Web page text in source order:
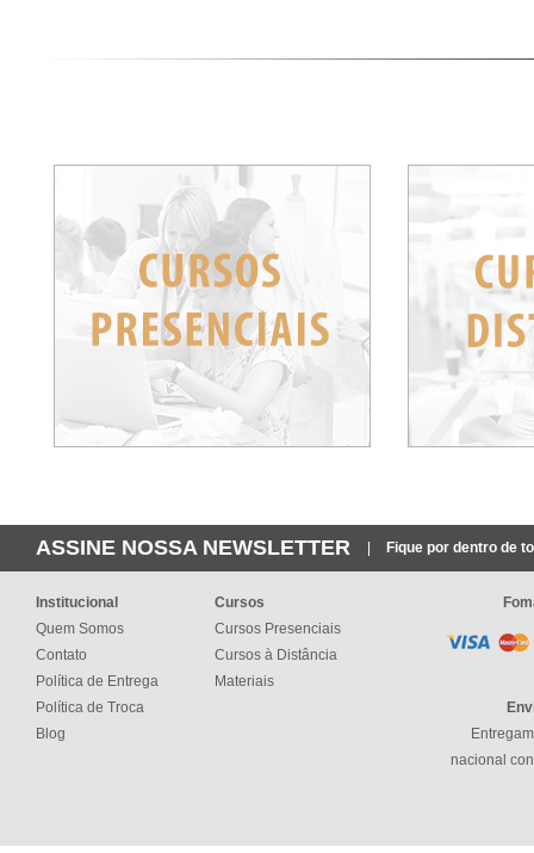
ASSINE NOSSA NEWSLETTER Fique por dentro de
Institucional
Quem Somos
Contato
Política de Entrega
Política de Troca
Blog
Cursos
Cursos Presenciais
Cursos à Distância
Materiais
nacional